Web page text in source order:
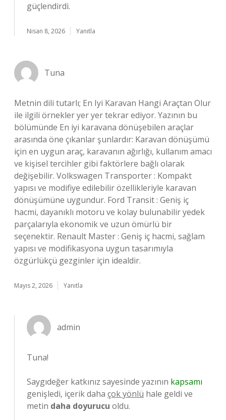
güçlendirdi.
Nisan 8, 2026 Yanıtla
Tuna
Metnin dili tutarlı; En Iyi Karavan Hangi Araçtan Olur
ile ilgili örnekler yer yer tekrar ediyor. Yazının bu
bölümünde En iyi karavana dönüşebilen araçlar
arasında öne çıkanlar şunlardır: Karavan dönüşümü
için en uygun araç, karavanın ağırlığı, kullanım amacı
ve kişisel tercihler gibi faktörlere bağlı olarak
değişebilir. Volkswagen Transporter : Kompakt
yapısı ve modifiye edilebilir özellikleriyle karavan
dönüşümüne uygundur. Ford Transit : Geniş iç
hacmi, dayanıklı motoru ve kolay bulunabilir yedek
parçalarıyla ekonomik ve uzun ömürlü bir
seçenektir. Renault Master : Geniş iç hacmi, sağlam
yapısı ve modifikasyona uygun tasarımıyla
özgürlükçü gezginler için idealdir.
Mayıs 2, 2026 Yanıtla
admin
Tuna!
Saygıdeğer katkınız sayesinde yazının kapsamı
genişledi, içerik daha çok yönlü hale geldi ve
metin daha doyurucu oldu.